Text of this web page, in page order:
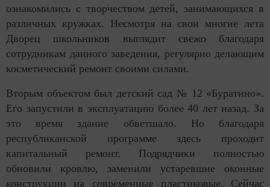
ознакомились с творчеством детей, занимающихся в
различных кружках. Несмотря на свои многие лета
Дворец школьников выглядит свежо благодаря
сотрудникам данного заведения, регулярно делающим
косметический ремонт своими силами.
Вторым объектом был детский сад № 12 «Буратино».
Его запустили в эксплуатацию более 40 лет назад. За
это время здание обветшало. Но благодаря
республиканской программе здесь проходит
капитальный ремонт. Подрядчики полностью
обновили кровлю, заменили устаревшие оконные
конструкции на современные пластиковые. Сейчас